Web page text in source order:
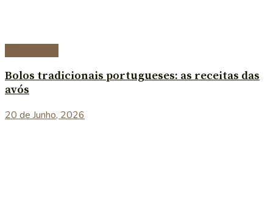
Bolos tradicionais portugueses: as receitas das
avós
20 de Junho, 2026